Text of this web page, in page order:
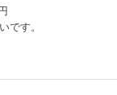
です。